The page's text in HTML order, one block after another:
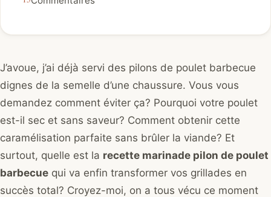
J’avoue, j’ai déjà servi des pilons de poulet barbecue
dignes de la semelle d’une chaussure. Vous vous
demandez comment éviter ça? Pourquoi votre poulet
est-il sec et sans saveur? Comment obtenir cette
caramélisation parfaite sans brûler la viande? Et
surtout, quelle est la recette marinade pilon de poulet
barbecue qui va enfin transformer vos grillades en
succès total? Croyez-moi, on a tous vécu ce moment